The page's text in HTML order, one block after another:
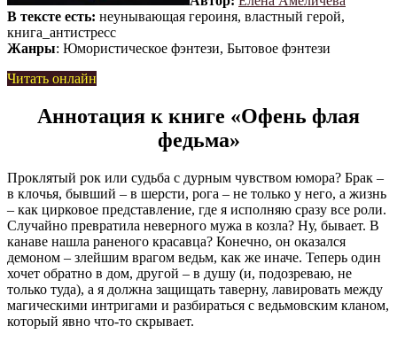
В тексте есть: неунывающая героиня, властный герой,
книга_антистресс
Жанры: Юмористическое фэнтези, Бытовое фэнтези
Читать онлайн
Аннотация к книге «Офень флая
федьма»
Проклятый рок или судьба с дурным чувством юмора? Брак –
в клочья, бывший – в шерсти, рога – не только у него, а жизнь
– как цирковое представление, где я исполняю сразу все роли.
Случайно превратила неверного мужа в козла? Ну, бывает. В
канаве нашла раненого красавца? Конечно, он оказался
демоном – злейшим врагом ведьм, как же иначе. Теперь один
хочет обратно в дом, другой – в душу (и, подозреваю, не
только туда), а я должна защищать таверну, лавировать между
магическими интригами и разбираться с ведьмовским кланом,
который явно что-то скрывает.